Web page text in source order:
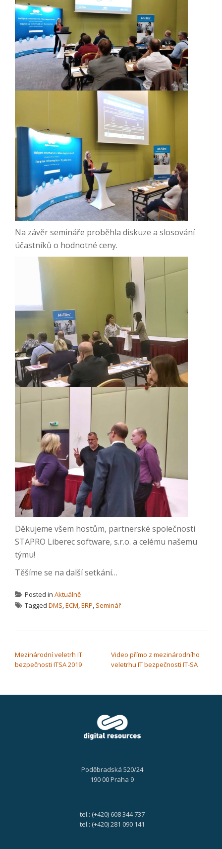
Na závěr semináře proběhla diskuze a slosování
účastníků o hodnotné ceny.
Děkujeme všem hostům, partnerské společnosti
STAPRO Liberec software, s.r.o. a celému našemu
týmu!
Těšíme se na další setkání…
Posted in Aktuálně
Tagged DMS ECM ERP Seminář
Mezinárodní veletrh IT
bezpečnosti ITSA 2019
Video přímo z mezinárodního
veletrhu IT bezpečnosti IT-SA
Poděbradská 520/24
190 00 Praha 9
tel.: (+420) 608 344 737
tel.: (+420) 281 090 141